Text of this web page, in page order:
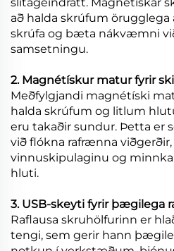
að halda skrúfum
skrúfa og bæta nákvæmni
samsetningu.
2. Magnétískur matur fyrir
Meðfylgjandi magnétíski
halda skrúfum og litlum
eru takaðir sundur. Þetta er
við flókna rafrænna
vinnuskipulaginu og
hluti.
3. USB-skeyti fyrir þægilega
Raflausa skruhölfurinn er
tengi, sem gerir hann